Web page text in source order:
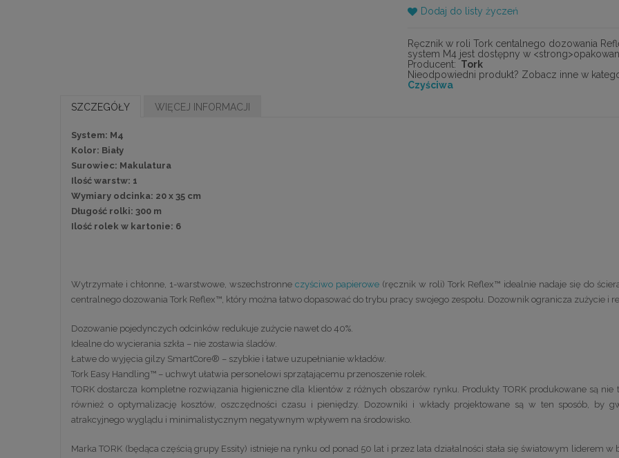
Dodaj do listy życzeń
Ręcznik w roli Tork centalnego dozowania
system M4 jest dostępny w
Producent: Tork
Nieodpowiedni produkt? Zobacz inne w
Czyściwa
SZCZEGÓŁY
System: M4
Kolor: Biały
Surowiec: Makulatura
Ilość warstw: 1
Wymiary odcinka: 20 x 35 cm
Długość rolki: 300 m
Ilość rolek w kartonie: 6
Wytrzymałe i chłonne, 1-warstwowe, wszechstronneczyściwo papierowe (ręcznik w roli) Tork Reflex™ idealnie nadaje się do
centralnego dozowania Tork Reflex™, który można łatwo dopasować do trybu pracy swojego zespołu. Dozownik ogranicza zużycie i
Dozowanie pojedynczych odcinków redukuje zużycie nawet do 40%.
Idealne do wycierania szkła – nie zostawia śladów.
Łatwe do wyjęcia gilzy SmartCore® – szybkie i łatwe uzupełnianie wkładów.
Tork Easy Handling™ – uchwyt ułatwia personelowi sprzątającemu przenoszenie rolek.
TORK dostarcza kompletne rozwiązania higieniczne dla klientów z różnych obszarów rynku. Produkty TORK produkowane są
również o optymalizację kosztów, oszczędności czasu i pieniędzy. Dozowniki i wkłady projektowane są w ten sposób, by
atrakcyjnego wyglądu i minimalistycznym negatywnym wpływem na środowisko.
Marka TORK (będąca częścią grupy Essity) istnieje na rynku od ponad 50 lat i przez lata działalności stała się światowym liderem
WIĘCEJ INFORMACJI